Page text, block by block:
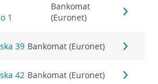
1
Bankomat
(Euronet)
39 Bankomat (Euronet)
42 Bankomat (Euronet)